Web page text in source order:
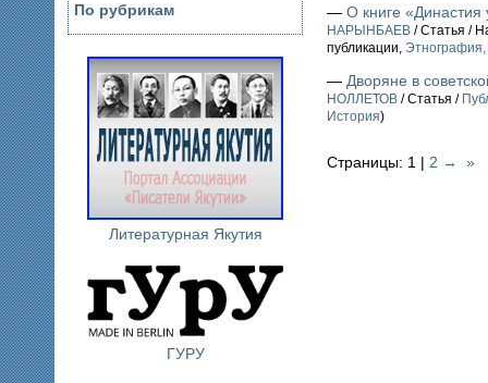
По рубрикам
Литературная Якутия
ГУРУ
— О книге «Династия
НАРЫНБАЕВ / Статья /
публикации, Этнография,
— Дворяне в
НОЛЛЕТОВ / Статья /
История)
Страницы: 1 | 2 → »